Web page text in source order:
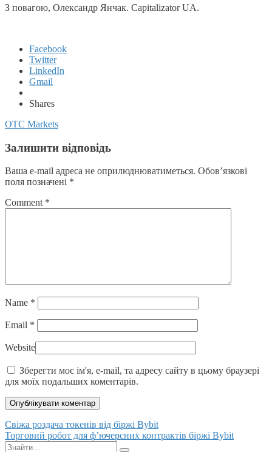
З повагою, Олександр Янчак. Capitalizator UA.
Facebook
Twitter
LinkedIn
Gmail
Shares
OTC Markets
Залишити відповідь
Ваша e-mail адреса не оприлюднюватиметься. Обов’язкові
поля позначені *
Comment *
Name *
Email *
Website
Зберегти моє ім'я, e-mail, та адресу сайту в цьому браузері
для моїх подальших коментарів.
Posts
navigation
Свіжа роздача токенів від біржі Bybit
Торговий робот для ф’ючерсних контрактів біржі Bybit
Пошук: